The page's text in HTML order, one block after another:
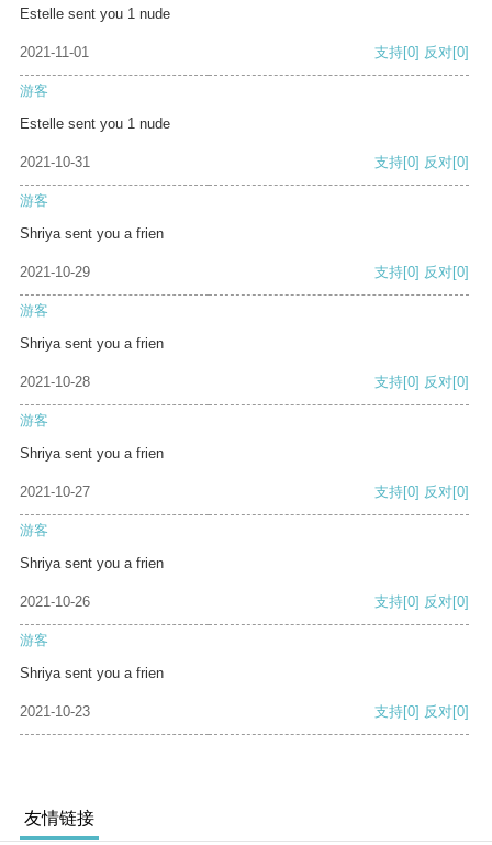
Estelle sent you 1 nude
2021-11-01 支持[0] 反对[0]
游客
Estelle sent you 1 nude
2021-10-31 支持[0] 反对[0]
游客
Shriya sent you a frien
2021-10-29 支持[0] 反对[0]
游客
Shriya sent you a frien
2021-10-28 支持[0] 反对[0]
游客
Shriya sent you a frien
2021-10-27 支持[0] 反对[0]
游客
Shriya sent you a frien
2021-10-26 支持[0] 反对[0]
游客
Shriya sent you a frien
2021-10-23 支持[0] 反对[0]
友情链接